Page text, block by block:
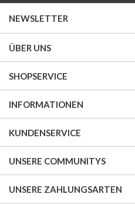
NEWSLETTER
ÜBER UNS
SHOPSERVICE
INFORMATIONEN
KUNDENSERVICE
UNSERE COMMUNITYS
UNSERE ZAHLUNGSARTEN